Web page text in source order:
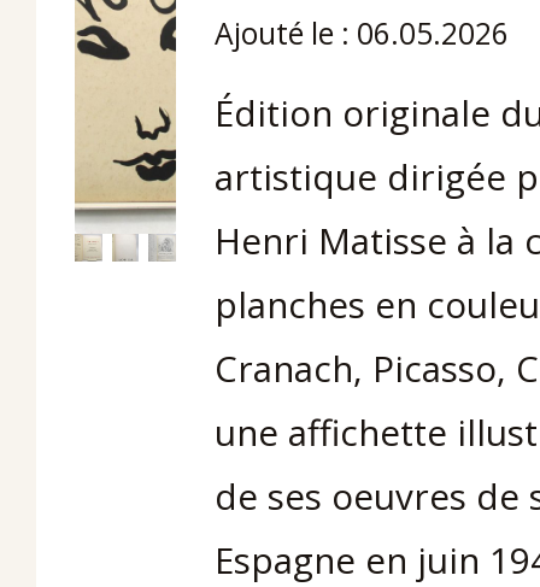
Ajouté le : 06.05.2026
Édition originale
artistique dirigée
Henri Matisse à la
planches en
Cranach, Picasso,
une affichette
de ses oeuvres de
Espagne en juin